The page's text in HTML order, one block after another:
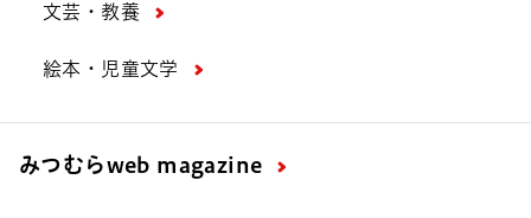
文芸・教養
絵本・児童文学
みつむらweb magazine